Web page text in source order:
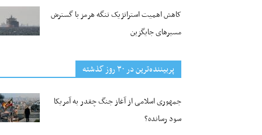
کاهش اهمیت استراتژیک تنگه‌ هرمز با گسترش
مسیرهای جایگزین
پربیننده‌ترین‌ در ۳۰ روز گذشته
جمهوری اسلامی از آغاز جنگ چقدر به آمریکا
سود رسانده؟